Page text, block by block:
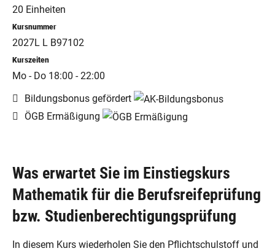
Was erwartet Sie im Einstiegskurs
Mathematik für die Berufsreifeprüfung
bzw. Studienberechtigungsprüfung
In diesem Kurs wiederholen Sie den Pflichtschulstoff und
20 Einheiten
Kursnummer
2027L L B97102
Kurszeiten
Mo - Do 18:00 - 22:00
Bildungsbonus gefördert
ÖGB Ermäßigung